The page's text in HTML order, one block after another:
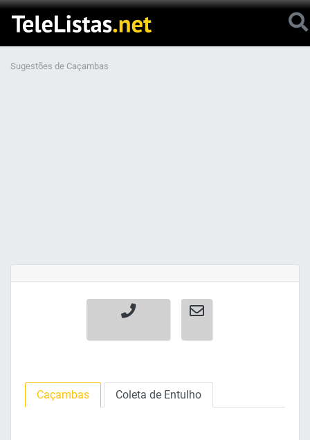
Sugestões de Caçambas
Caçambas Coleta de Entulho